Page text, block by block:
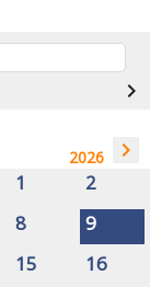
navigate_next
2026 navigate_next
1
2
8
9
15
16